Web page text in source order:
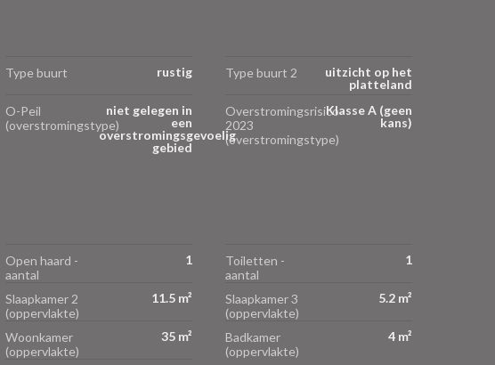
Type buurt rustig Type buurt 2
uitzicht op het
platteland
O-Peil
(overstromingstype)
niet gelegen in
een
overstromingsgevoelig
gebied
Overstromingsrisico
2023
(overstromingstype)
Klasse A (geen
kans)
Open haard -
aantal
1
Toiletten -
aantal
1
Slaapkamer 2
(oppervlakte)
11.5 m²
Slaapkamer 3
(oppervlakte)
5.2 m²
Woonkamer
(oppervlakte)
35 m²
Badkamer
(oppervlakte)
4 m²